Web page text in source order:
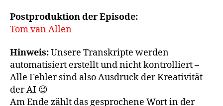
Postproduktion der Episode:
Tom van Allen
Hinweis:Unsere Transkripte werden
automatisiert erstellt und nicht kontrolliert –
Alle Fehler sind also Ausdruck der Kreativität
der AI 😉
Am Ende zählt das gesprochene Wort in der